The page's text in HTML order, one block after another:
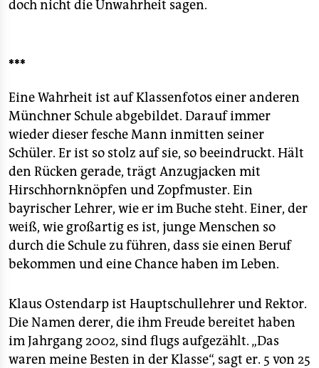
doch nicht die Unwahrheit sagen.
***
Eine Wahrheit ist auf Klassenfotos einer anderen
Münchner Schule abgebildet. Darauf immer
wieder dieser fesche Mann inmitten seiner
Schüler. Er ist so stolz auf sie, so beeindruckt. Hält
den Rücken gerade, trägt Anzugjacken mit
Hirschhornknöpfen und Zopfmuster. Ein
bayrischer Lehrer, wie er im Buche steht. Einer, der
weiß, wie großartig es ist, junge Menschen so
durch die Schule zu führen, dass sie einen Beruf
bekommen und eine Chance haben im Leben.
Klaus Ostendarp ist Hauptschullehrer und Rektor.
Die Namen derer, die ihm Freude bereitet haben
im Jahrgang 2002, sind flugs aufgezählt. „Das
waren meine Besten in der Klasse“, sagt er. 5 von 25